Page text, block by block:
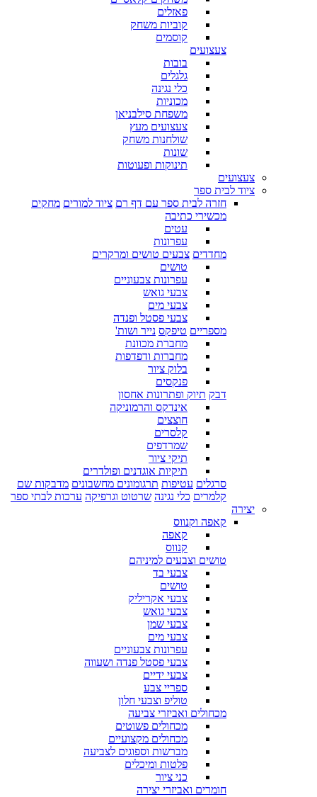
פאזלים
קוביות משחק
קוסמים
צעצועים
בובות
גלגלים
כלי נגינה
מכוניות
משפחת סילבניאן
צעצועים מעץ
שולחנות משחק
שונות
תינוקות ופעוטות
צעצועים
ציוד לבית ספר
חזרה לבית ספר עם דף רם ציוד למורים מחקים
מכשירי כתיבה
עטים
עפרונות
מחדדים צבעים טושים ומרקרים
טושים
עפרונות צבעוניים
צבעי גואש
צבעי מים
צבעי פסטל ופנדה
מספריים טיפקס נייר ושות'
מחברת מכוונת
מחברות ודפדפות
בלוק ציור
פנקסים
דבק תיוק ופתרונות אחסון
אינדקס והרמוניקה
חוצצים
קלסרים
שמרדפים
תיקי ציור
תיקיות אוגדנים ופולדרים
סרגלים עטיפות תרגומונים מחשבונים מדבקות שם
קלמרים כלי נגינה שרטוט וגרפיקה ערכות לבתי ספר
יצירה
קאפה וקנווס
קאפה
קנווס
טושים וצבעים למיניהם
צבעי בד
טושים
צבעי אקריליק
צבעי גואש
צבעי שמן
צבעי מים
עפרונות צבעוניים
צבעי פסטל פנדה ושעווה
צבעי ידיים
ספריי צבע
טוליפ וצבעי חלון
מכחולים ואביזרי צביעה
מכחולים פשוטים
מכחולים מקצועיים
מברשות וספוגים לצביעה
פלטות ומיכלים
כני ציור
חומרים ואביזרי יצירה